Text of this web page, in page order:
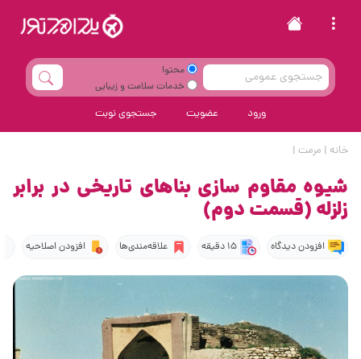
محتوا
خدمات سلامت و زیبایی
ورود عضویت جستجوی نوبت
خانه | مرمت |
شیوه مقاوم سازی بناهای تاریخی در برابر
زلزله (قسمت دوم)
افزودن دیدگاه 15 دقیقه علاقه‌مندی‌ها افزودن اصلاحیه